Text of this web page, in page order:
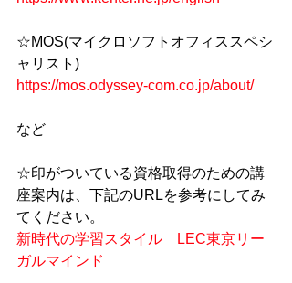
☆MOS(マイクロソフトオフィススペシ
ャリスト)
https://mos.odyssey-com.co.jp/about/
など
☆印がついている資格取得のための講
座案内は、下記のURLを参考にしてみ
てください。
新時代の学習スタイル　LEC東京リー
ガルマインド